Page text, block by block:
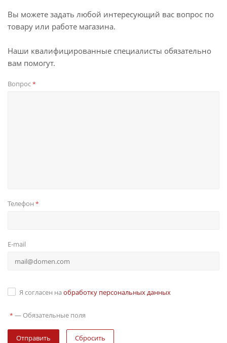
Вы можете задать любой интересующий вас вопрос по
товару или работе магазина.
Наши квалифицированные специалисты обязательно
вам помогут.
Вопрос*
Телефон *
E-mail
Я согласен на обработку персональных данных
* — Обязательные поля
Сбросить